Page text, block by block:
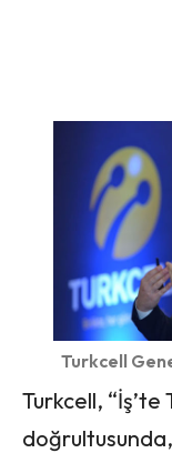
Turkcell
Turkcell, “İş’te